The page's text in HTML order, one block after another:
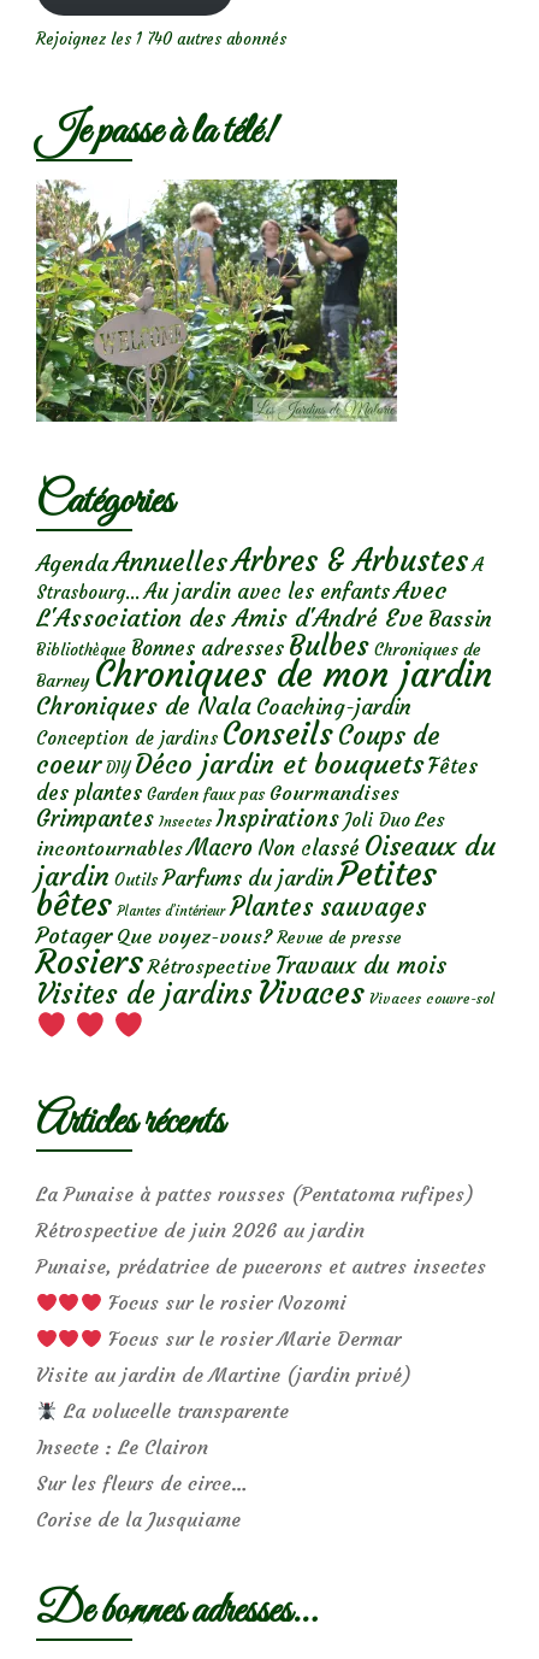
Rejoignez les 1 740 autres abonnés
Je passe à la télé!
Catégories
AgendaAnnuellesArbres & Arbustes A
Strasbourg... Au jardin avec les enfantsAvec
L'Association des Amis d'André Eve Bassin
Bibliothèque Bonnes adresses Bulbes Chroniques de
Barney Chroniques de mon jardin
Chroniques de Nala Coaching-jardin
Conception de jardins ConseilsCoups de
coeur DIY Déco jardin et bouquetsFêtes
des plantes Garden faux pas Gourmandises
Grimpantes Insectes Inspirations Joli Duo Les
incontournables Macro Non classé Oiseaux du
jardin Outils Parfums du jardinPetites
bêtes Plantes d’intérieur Plantes sauvages
Potager Que voyez-vous? Revue de presse
Rosiers Rétrospective Travaux du mois
Visites de jardins Vivaces Vivaces couvre-sol
Articles récents
La Punaise à pattes rousses (Pentatoma rufipes)
Rétrospective de juin 2026 au jardin
Punaise, prédatrice de pucerons et autres insectes
Focus sur le rosier Nozomi
Focus sur le rosier Marie Dermar
Visite au jardin de Martine (jardin privé)
La volucelle transparente
Insecte : Le Clairon
Sur les fleurs de circe…
Corise de la Jusquiame
De bonnes adresses…